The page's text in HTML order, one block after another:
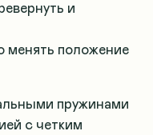
и
менять положение
пружинами
с четким